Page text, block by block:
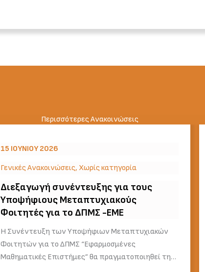
Περισσότερες Ανακοινώσεις
15 ΙΟΥΝΊΟΥ 2026
Γενικές Ανακοινώσεις, Χωρίς κατηγορία
Διεξαγωγή συνέντευξης για τους
Υποψήφιους Μεταπτυχιακούς
Φοιτητές για το ΔΠΜΣ -ΕΜΕ
Η Συνέντευξη των Υποψήφιων Μεταπτυχιακών
Φοιτητών για το ΔΠΜΣ “Εφαρμοσμένες
Μαθηματικές Επιστήμες” θα πραγματοποιηθεί τη…